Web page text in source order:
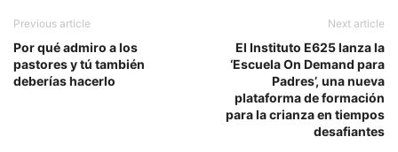
Previous article
Por qué admiro a los
pastores y tú también
deberías hacerlo
Next article
El Instituto E625 lanza la
‘Escuela On Demand para
Padres’, una nueva
plataforma de formación
para la crianza en tiempos
desafiantes